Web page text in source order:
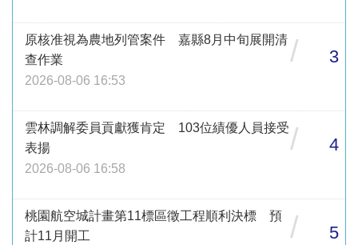
原核准視為農地列管案件 嘉縣8月中旬展開清
查作業
2026-08-06 16:53
/ 3
雲林調解委員貢獻獲肯定 103位績優人員接受
表揚
2026-08-06 16:58
/ 4
桃園航空城計畫第11標區徵工程順利決標 預
計11月開工
/ 5